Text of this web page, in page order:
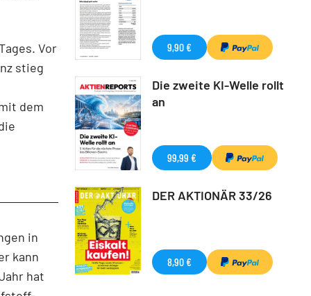
Vor
stieg
dem
in
kann
hat
9,90 €
Die zweite KI-Welle rollt
an
99,99 €
DER AKTIONÄR 33/26
8,90 €